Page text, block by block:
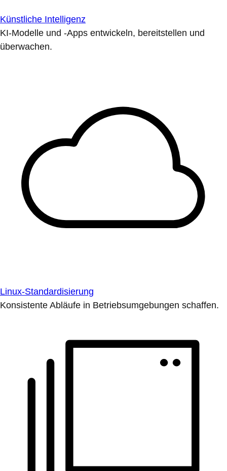
Künstliche Intelligenz
KI-Modelle und -Apps entwickeln, bereitstellen und
überwachen.
Linux-Standardisierung
Konsistente Abläufe in Betriebsumgebungen schaffen.